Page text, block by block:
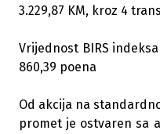
3.229,87 KM, kroz 4
Vrijednost BIRS
860,39 poena
Od akcija na
promet je ostvaren sa